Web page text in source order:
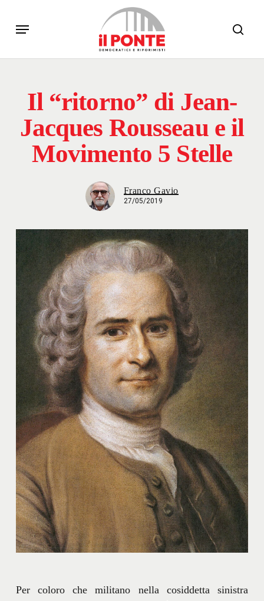
main
Menu
Il “ritorno” di Jean-
Jacques Rousseau e il
Movimento 5 Stelle
Franco Gavio
27/05/2019
Per coloro che militano nella cosiddetta sinistra